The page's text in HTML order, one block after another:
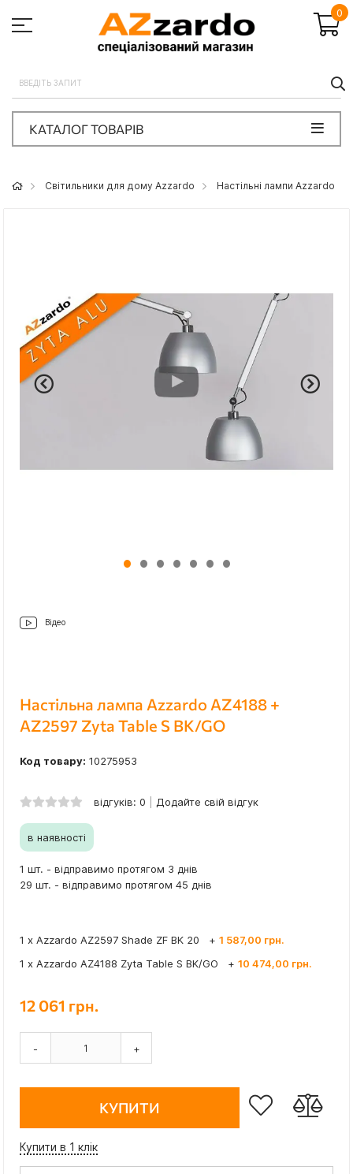
0
КАТАЛОГ ТОВАРІВ
Світильники для дому Azzardo Настільні лампи Azzardo
Відео
Настільна лампа Azzardo AZ4188 +
AZ2597 Zyta Table S BK/GO
Код товару: 10275953
відгуків: 0 Додайте свій відгук
в наявності
1 шт. - відправимо протягом 3 днів
29 шт. - відправимо протягом 45 днів
1 x Azzardo AZ2597 Shade ZF BK 20 + 1 587,00 грн.
1 x Azzardo AZ4188 Zyta Table S BK/GO
+ 10 474,00 грн.
12 061 грн.
- +
КУПИТИ
Купити в 1 клік